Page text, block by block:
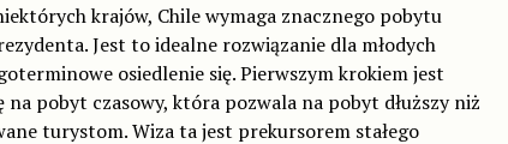
krajów, Chile wymaga znacznego pobytu
Jest to idealne rozwiązanie dla młodych
osiedlenie się. Pierwszym krokiem jest
na pobyt czasowy, która pozwala na pobyt dłuższy niż
turystom. Wiza ta jest prekursorem stałego